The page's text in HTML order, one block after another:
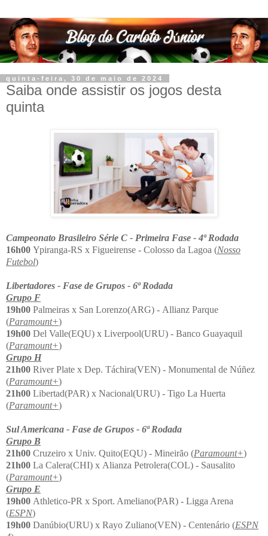
quinta-feira, 30 de maio de 2024
Saiba onde assistir os jogos desta
quinta
Campeonato Brasileiro Série C - Primeira Fase - 4ª Rodada
16h00 Ypiranga-RS x Figueirense - Colosso da Lagoa (Nosso
Futebol)
Libertadores - Fase de Grupos - 6ª Rodada
Grupo F
19h00 Palmeiras x San Lorenzo(ARG) - Allianz Parque
(Paramount+)
19h00 Del Valle(EQU) x Liverpool(URU) - Banco Guayaquil
(Paramount+)
Grupo H
21h00 River Plate x Dep. Táchira(VEN) - Monumental de Núñez
(Paramount+)
21h00 Libertad(PAR) x Nacional(URU) - Tigo La Huerta
(Paramount+)
Sul Americana - Fase de Grupos - 6ª Rodada
Grupo B
21h00 Cruzeiro x Univ. Quito(EQU) - Mineirão (Paramount+)
21h00 La Calera(CHI) x Alianza Petrolera(COL) - Sausalito
(Paramount+)
Grupo E
19h00 Athletico-PR x Sport. Ameliano(PAR) - Ligga Arena
(ESPN)
19h00 Danúbio(URU) x Rayo Zuliano(VEN) - Centenário (ESPN